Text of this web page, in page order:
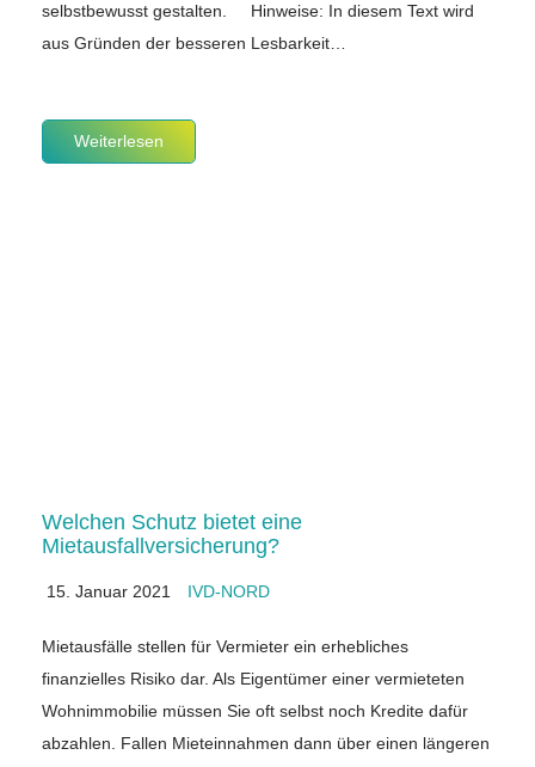
selbstbewusst gestalten. Hinweise: In diesem Text wird
aus Gründen der besseren Lesbarkeit…
Weiterlesen
Welchen Schutz bietet eine
Mietausfallversicherung?
15. Januar 2021 IVD-NORD
Mietausfälle stellen für Vermieter ein erhebliches
finanzielles Risiko dar. Als Eigentümer einer vermieteten
Wohnimmobilie müssen Sie oft selbst noch Kredite dafür
abzahlen. Fallen Mieteinnahmen dann über einen längeren